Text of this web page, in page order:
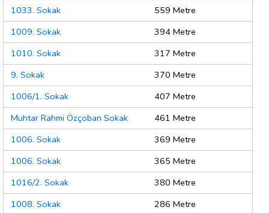
1033. Sokak
559 Metre
1009. Sokak
394 Metre
1010. Sokak
317 Metre
9. Sokak
370 Metre
1006/1. Sokak
407 Metre
Muhtar Rahmi Özçoban Sokak
461 Metre
1006. Sokak
369 Metre
1006. Sokak
365 Metre
1016/2. Sokak
380 Metre
1008. Sokak
286 Metre